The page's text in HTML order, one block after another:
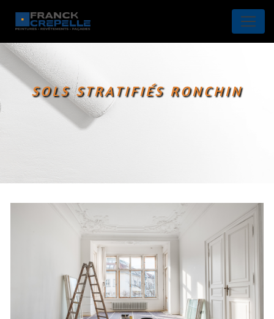
SOLS STRATIFIÉS RONCHIN